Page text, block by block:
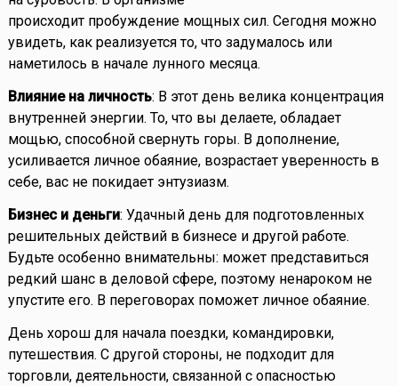
происходит пробуждение мощных сил. Сегодня можно
увидеть, как реализуется то, что задумалось или
наметилось в начале лунного месяца.
Влияние на личность: В этот день велика концентрация
внутренней энергии. То, что вы делаете, обладает
мощью, способной свернуть горы. В дополнение,
усиливается личное обаяние, возрастает уверенность в
себе, вас не покидает энтузиазм.
Бизнес и деньги: Удачный день для подготовленных
решительных действий в бизнесе и другой работе.
Будьте особенно внимательны: может представиться
редкий шанс в деловой сфере, поэтому ненароком не
упустите его. В переговорах поможет личное обаяние.
День хорош для начала поездки, командировки,
путешествия. С другой стороны, не подходит для
торговли, деятельности, связанной с опасностью